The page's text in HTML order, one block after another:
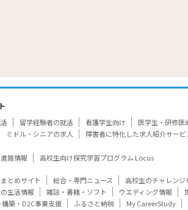
留学経験者の就活 看護学生向け 医学生・研修医
ミドル・シニアの求人 障害者に特化した求人紹介サービ
路情報 高校生向け探究学習プログラム Locus
とめサイト 総合・専門ニュース 高校生のチャレンジ
生活情報
雑誌・書籍・ソフト ウエディング情報
構築・D2C事業支援
ふるさと納税 My CareerStudy